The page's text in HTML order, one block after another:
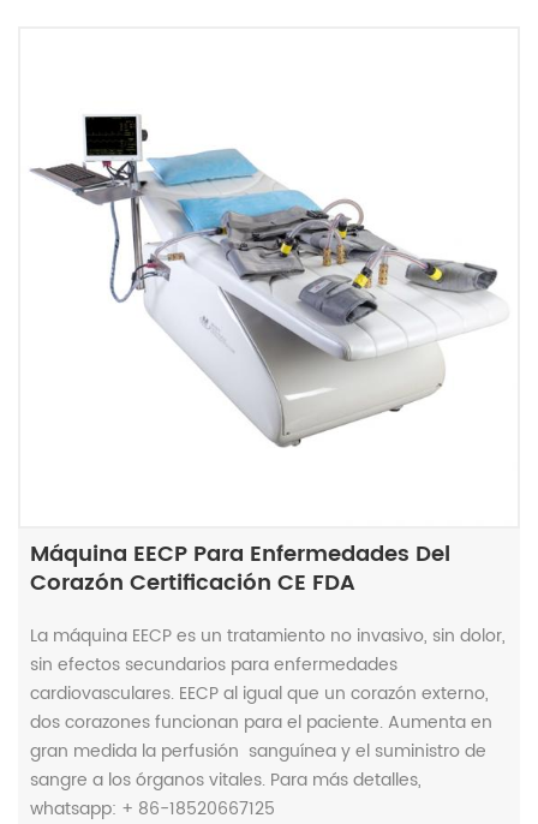
Máquina EECP Para Enfermedades Del
Corazón Certificación CE FDA
La máquina EECP es un tratamiento no invasivo, sin dolor,
sin efectos secundarios para enfermedades
cardiovasculares. EECP al igual que un corazón externo,
dos corazones funcionan para el paciente. Aumenta en
gran medida la perfusión sanguínea y el suministro de
sangre a los órganos vitales. Para más detalles,
whatsapp: + 86-18520667125